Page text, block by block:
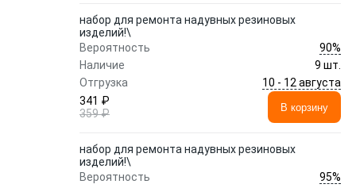
набор для ремонта надувных резиновых
изделий!\
Вероятность
90%
Наличие
9 шт.
Отгрузка
10 - 12 августа
341 ₽
359 ₽
В корзину
набор для ремонта надувных резиновых
изделий!\
Вероятность
95%